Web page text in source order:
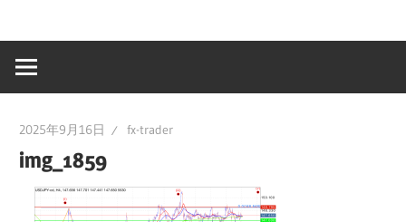
2025年9月16日 fx-trader
img_1859